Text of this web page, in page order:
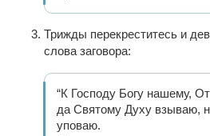
Трижды перекреститесь и
слова заговора:
“К Господу Богу нашему,
да Святому Духу взываю,
уповаю.